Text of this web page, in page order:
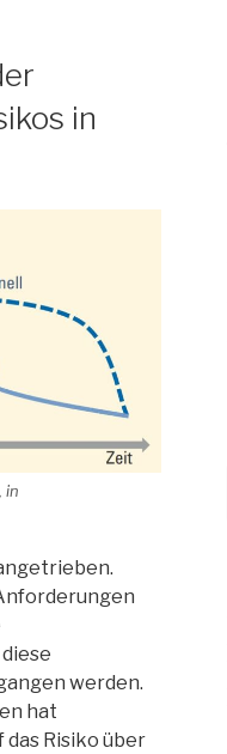
in
in
werden.
hat
Risiko über